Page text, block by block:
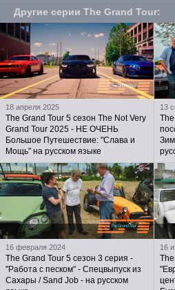
Другие серии The Grand Tour:
18 апреля 2025
The Grand Tour 5 сезон The Not Very
Grand Tour 2025 - НЕ ОЧЕНЬ
Большое Путешествие: "Слава и
Мощь" на русском языке
13
16 февраля 2024
The Grand Tour 5 сезон 3 серия -
"Работа с песком" - Спецвыпуск из
Сахары / Sand Job - на русском
16